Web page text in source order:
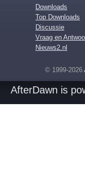
Downloads
Top Downloads
Discussie
Vraag en
Nieuws2.nl
© 1999-2026
AfterDawn is